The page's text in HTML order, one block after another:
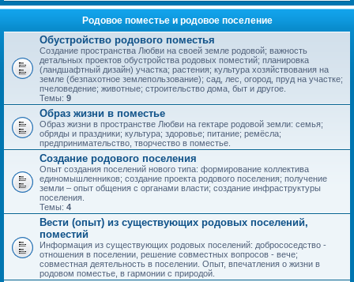
Родовое поместье и родовое поселение
Обустройство родового поместья
Создание пространства Любви на своей земле родовой; важность
детальных проектов обустройства родовых поместий; планировка
(ландшафтный дизайн) участка; растения; культура хозяйствования на
земле (безпахотное землепользование); сад, лес, огород, пруд на участке;
пчеловедение; животные; строительство дома, быт и другое.
Темы: 9
Образ жизни в поместье
Образ жизни в пространстве Любви на гектаре родовой земли: семья;
обряды и праздники; культура; здоровье; питание; ремёсла;
предпринимательство, творчество в поместье.
Создание родового поселения
Опыт создания поселений нового типа: формирование коллектива
единомышленников; создание проекта родового поселения; получение
земли – опыт общения с органами власти; создание инфраструктуры
поселения.
Темы: 4
Вести (опыт) из существующих родовых поселений,
поместий
Информация из существующих родовых поселений: добрососедство -
отношения в поселении, решение совместных вопросов - вече;
совместная деятельность в поселении. Опыт, впечатления о жизни в
родовом поместье, в гармонии с природой.